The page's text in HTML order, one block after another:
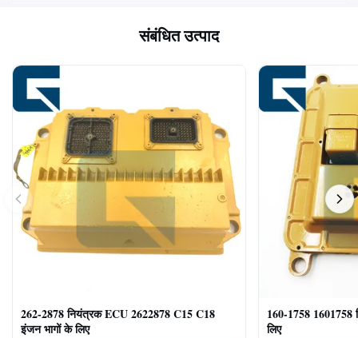
संबंधित उत्पाद
262-2878 नियंत्रक ECU 2622878 C15 C18
इंजन भागों के लिए
160-1758
लिए